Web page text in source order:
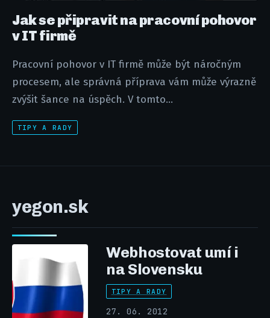
Jak se připravit na pracovní pohovor
v IT firmě
Pracovní pohovor v IT firmě může být náročným
procesem, ale správná příprava vám může výrazně
zvýšit šance na úspěch. V tomto...
TIPY A RADY
yegon.sk
Webhostovat umí i
na Slovensku
TIPY A RADY
27. 06. 2012